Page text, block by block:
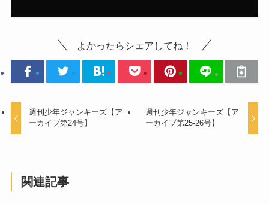
よかったらシェアしてね！
週刊少年ジャンキーズ【ア
ーカイブ第24号】
週刊少年ジャンキーズ【ア
ーカイブ第25-26号】
関連記事